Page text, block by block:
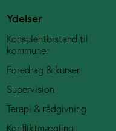
Ydelser
Konsulentbistand til
kommuner
Foredrag & kurser
Supervision
Terapi & rådgivning
Konfliktmægling